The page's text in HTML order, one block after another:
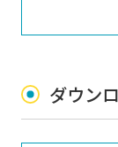
ダウン